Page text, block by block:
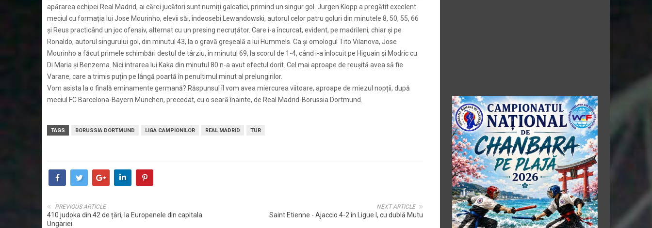
apărarea echipei Real Madrid, ai cărei jucători sunt numiți galcatici, primind un singur gol. Jurgen Klopp a pregătit excelent
meciul cu formația lui Jose Mourinho, elevii săi, îndeosebi Lewandowski, autorul celor patru goluri din minutele 8, 50, 55, 66
și Reus practicând un joc ofensiv, alternat cu un presing necruțător. Care i-a încurcat, evident, pe madrileni, chiar și pe
Ronaldo, autorul singurului gol, din minutul 43, la o gravă greșeală a lui Hummels. Ca și omologul Tito Vilanova, Jose
Mourinho a făcut primele schimbări destul de târziu, în minutul 69, la scorul de 1-4, când i-a înlocuit pe Higuain și Modric cu
Di Maria și Benzema. Nici intrarea lui Kaka din minutul 80 n-a avut efectul dorit. Cel mai aproape de reușită avea să fie
Varane, care a trimis puțin pe lângă poartă în penultimul minut al prelungirilor.
Vom asista la o finală eminamente germană? Răspunsul îl vom avea miercurea viitoare, aproape de miezul nopții, după
meciul FC Barcelona-Bayern Munchen, precedat, cu o seară înainte, de Real Madrid-Borussia Dortmund.
TAGS BORUSSIA DORTMUND LIGA CAMPIONILOR REAL MADRID TUR
NEXT ARTICLE
Saint Etienne - Ajaccio 4-2 în Ligue I, cu dublă Mutu
PREVIOUS ARTICLE
410 judoka din 42 de țări, la Europenele din capitala
Ungariei